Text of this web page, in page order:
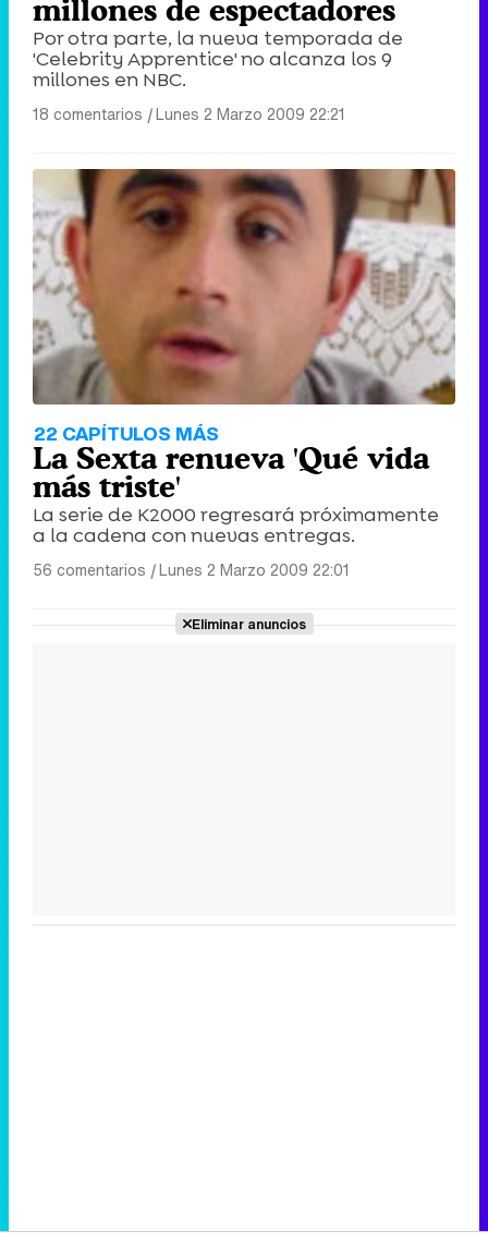
millones de espectadores
Por otra parte, la nueva temporada de
'Celebrity Apprentice' no alcanza los 9
millones en NBC.
18 comentarios |Lunes 2 Marzo 2009 22:21
22 CAPÍTULOS MÁS
La Sexta renueva 'Qué vida
más triste'
La serie de K2000 regresará próximamente
a la cadena con nuevas entregas.
56 comentarios |Lunes 2 Marzo 2009 22:01
Eliminar anuncios